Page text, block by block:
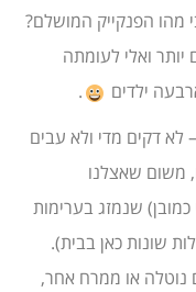
מהו הפנקייק המושלם?
ואלי לעומתה
ילדים
.
דקים מדי ולא עבים
משום שאצלנו
שנמזג בערימות
שונות כאן בבית).
נוטלה או ממרח אחר,